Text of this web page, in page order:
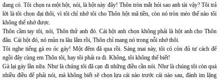
đang có. Tôi chọn ra một hột, nói, là hột này đây! Thôn tròn mắt hỏi sao anh tài vậy? Tôi trả
lời là tôi chọn đại thôi, vì tôi chỉ nhớ tôi cho Thôn hột mã tiền, còn nó tròn méo thế nào tôi
không thể nhớ được.
Thôn cầm tay tôi, nói, Thôn thử anh đó. Cái hột anh chọn không phải là hột anh cho Thôn
đâu. Cái hột đó, nó mủn ra lâu lắm rồi, Thôn chỉ mang nó trong nỗi nhớ thôi.
Tôi nghe tiếng gà eo óc gáy! Một đêm đã qua rồi. Sáng mai này, tôi có còn đủ tư cách để
ngồi đây cùng em Thôn tôi, hay tôi phải ra đi. Không, tôi không thể biết!
Gà lại gáy lần nữa. Như là chúng tôi đã cạn đi những điều cần nói. Như là chúng tôi còn quá
nhiều điều để phải nói, mà không biết sẽ chọn lựa cái nào trước cái nào sau, đành im lặng